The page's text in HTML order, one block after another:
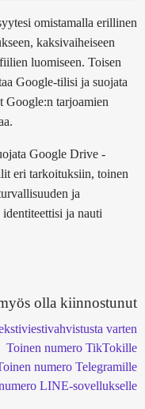
omistamalla erillinen
kaksivaiheiseen
luomiseen. Toisen
Google-tilisi ja suojata
Google:n tarjoamien
Google Drive -
eri tarkoituksiin, toinen
ja
ja nauti
olla kiinnostunut
varten
Toinen numero TikTokille
numero Telegramille
LINE-sovellukselle